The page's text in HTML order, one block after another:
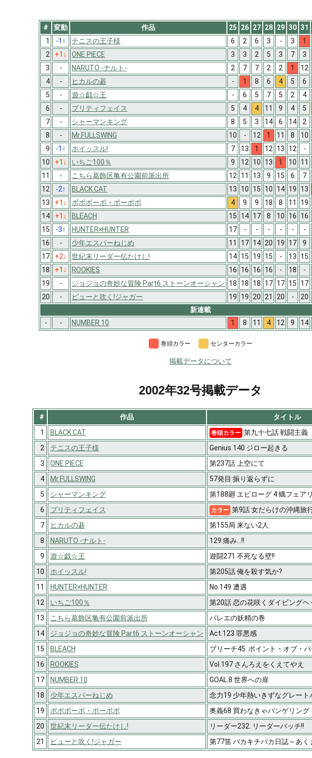
# 変動 作品 25 26 27 28 29 30 31
1
-1 ↑ テニスの王子様 6 2 6 3 - 3 1
2
+1 ↓ ONE PIECE 3 3 2 5 3 7 3
3
- NARUTO -ナルト- 2 7 7 2 2 1 12
4
- ヒカルの碁 - 1 8 6 4 5 6
5
- 遊☆戯☆王 - 6 5 7 5 2 4
6
- プリティフェイス 5 4 4 11 9 4 5
7
- シャーマンキング 8 5 3 14 6 14 2
8
- Mr.FULLSWING 10 - 12 1 11 8 10
9
-1 ↑ ホイッスル! 7 13 1 12 13 12 -
10
+1 ↓ いちご100％ 9 12 10 13 1 10 11
11
- こちら葛飾区亀有公園前派出所 12 11 13 9 15 6 7
12
-2↑ BLACK CAT 13 10 15 10 14 19 13
13
+1 ↓ ボボボーボ・ボーボボ 4 9 9 18 8 11 19
14
+1 ↓ BLEACH 15 14 17 8 10 16 16
15
-3↑ HUNTER×HUNTER 17 - - - - - -
16
- 少年エスパーねじめ 11 17 14 20 19 17 9
17
+2↓ 世紀末リーダー伝たけし! 14 15 19 15 - 13 15
18
+1 ↓ ROOKIES 16 16 16 16 - 18 -
19
- ジョジョの奇妙な冒険 Part6 ストーンオーシャン 18 18 18 17 17 15 17
20
- ピューと吹く!ジャガー 19 19 20 21 20 - 20
新連載
-
- NUMBER 10 1 8 11 4 12 9 14
巻頭カラー センターカラー
掲載データについて
2002年32号掲載データ
# 作品
タイトル
1
BLACK CAT 巻頭カラー 第九十七話 戦闘主義
2
テニスの王子様
Genius 140 ジロー起きる
3
ONE PIECE
第237話 上空にて
4
Mr.FULLSWING
57発目:振り返らずに
5
シャーマンキング
第188廻 エピローグ 4 蠇フェア
6
プリティフェイス カラー 第9話 女だらけの沖縄旅
7
ヒカルの碁
第155局 来ない2人
8
NARUTO -ナルト-
129:痛み…!!
9
遊☆戯☆王
遊闘271 不死なる壁!!
10
ホイッスル!
第205話 俺を殺す気か?
11
HUNTER×HUNTER
No.149 遭遇
12
いちご100％
第20話 恋の花咲くダイビングヘ
13
こちら葛飾区亀有公園前派出所
バレエの妖精の巻
14
ジョジョの奇妙な冒険 Part6 ストーンオーシャン
Act.123 罪悪感
15
BLEACH
ブリーチ45. ポイント・オブ・パ
16
ROOKIES
Vol.197 さんろえをくえてやえ
17
NUMBER 10
GOAL.8 世界への扉
18
少年エスパーねじめ
念力19 少年熱いきずなグレート
19
ボボボーボ・ボーボボ
奥義68 買わなきゃバンゲリング
20
世紀末リーダー伝たけし!
リーダー232. リーダーバッチ!!
21
ピューと吹く!ジャガー 第77笛 バカキチバカ日誌～あく